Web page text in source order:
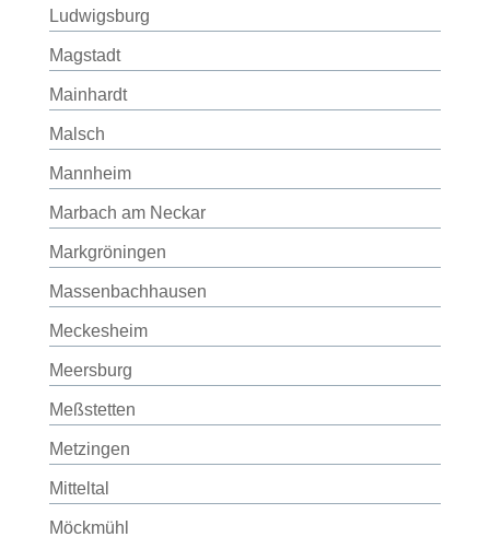
Ludwigsburg
Magstadt
Mainhardt
Malsch
Mannheim
Marbach am Neckar
Markgröningen
Massenbachhausen
Meckesheim
Meersburg
Meßstetten
Metzingen
Mitteltal
Möckmühl